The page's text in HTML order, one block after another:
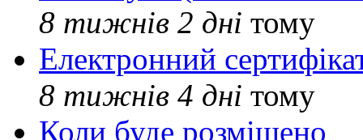
8 тижнів 2 дні тому
Електронний
8 тижнів 4 дні тому
Коли буде розміщено